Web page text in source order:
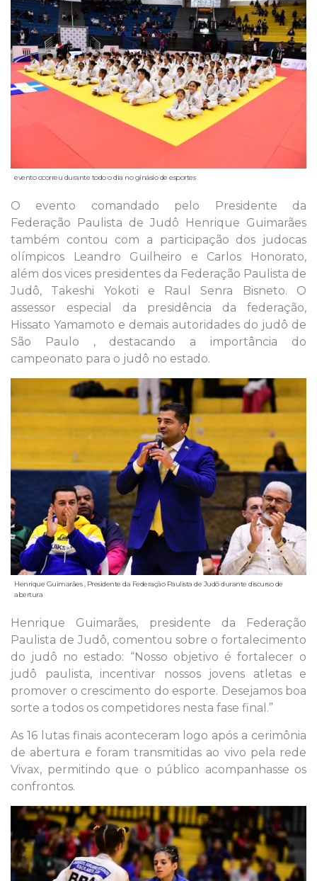
evento ocorreu durante todo o dia no ginásio de esportes
O evento comandado pelo Presidente da
Federação Paulista de Judô Henrique Guimarães
também contou com a participação dos judocas
olímpicos Leandro Guilheiro e Carlos Honorato,
além dos vices presidentes da Federação Paulista de
Judô, Takeshi Yokoti e Raul Senra Bisneto. O
assessor especial da presidência da federação,
Hissato Yamamoto e demais autoridades do judô de
São Paulo , destacando a importância do
campeonato para o judô no estado.
Henrique Guimarães , Presidente da Federação Paulista de Judô durante discurso de
abertura
Henrique Guimarães, presidente da Federação
Paulista de Judô, comentou sobre o fortalecimento
do judô no estado: “Nosso objetivo é fortalecer o
judô paulista, incentivar nossos jovens atletas e
promover o crescimento do esporte. Desejamos boa
sorte a todos os competidores nesta fase final.”
As 16 lutas finais aconteceram logo após a cerimônia
de abertura e foram transmitidas ao vivo pela rede
Vivax, permitindo que o público acompanhasse os
confrontos.